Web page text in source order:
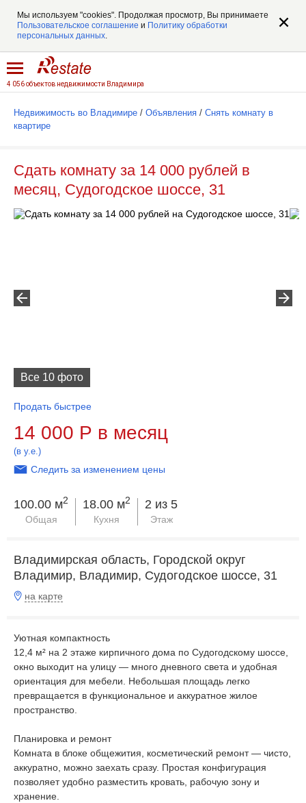
Мы используем "cookies". Продолжая просмотр, Вы принимаете
Пользовательское соглашение и Политику обработки
персональных данных.
4 056 объектов недвижимости Владимира
Недвижимость во Владимире / Объявления / Снять комнату в
квартире
Сдать комнату за 14 000 рублей в
месяц, Судогодское шоссе, 31
Все 10 фото
Продать быстрее
14 000 Р в месяц
(в у.е.)
Следить за изменением цены
100.00 м2
Общая
18.00 м2
Кухня
2 из 5
Этаж
Владимирская область, Городской округ
Владимир, Владимир, Судогодское шоссе, 31
на карте
Уютная компактность
12,4 м² на 2 этаже кирпичного дома по Судогодскому шоссе,
окно выходит на улицу — много дневного света и удобная
ориентация для мебели. Небольшая площадь легко
превращается в функциональное и аккуратное жилое
пространство.
Планировка и ремонт
Комната в блоке общежития, косметический ремонт — чисто,
аккуратно, можно заехать сразу. Простая конфигурация
позволяет удобно разместить кровать, рабочую зону и
хранение.